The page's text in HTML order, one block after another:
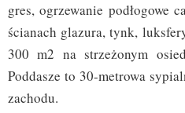
gres, ogrzewanie podłogowe
ścianach glazura, tynk,
300 m2 na strzeżonym
Poddasze to 30-metrowa
zachodu.